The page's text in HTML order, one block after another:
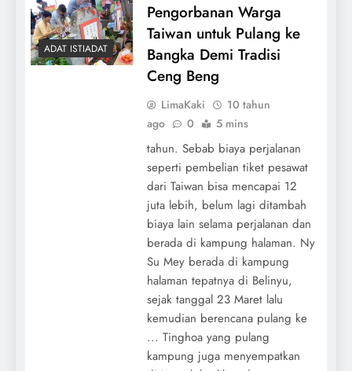
ADAT ISTIADAT
Pengorbanan Warga
Taiwan untuk Pulang ke
Bangka Demi Tradisi
Ceng Beng
LimaKaki
10 tahun
ago
0 5 mins
tahun. Sebab biaya perjalanan
seperti pembelian tiket pesawat
dari Taiwan bisa mencapai 12
juta lebih, belum lagi ditambah
biaya lain selama perjalanan dan
berada di kampung halaman. Ny
Su Mey berada di kampung
halaman tepatnya di Belinyu,
sejak tanggal 23 Maret lalu
kemudian berencana pulang ke
... Tinghoa yang pulang
kampung juga menyempatkan